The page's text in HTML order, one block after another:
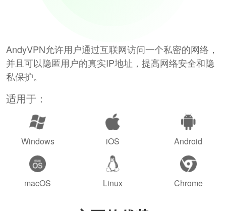
AndyVPN允许用户通过互联网访问一个私密的网络，
并且可以隐匿用户的真实IP地址，提高网络安全和隐
私保护。
适用于：
Windows iOS Android
macOS Linux Chrome